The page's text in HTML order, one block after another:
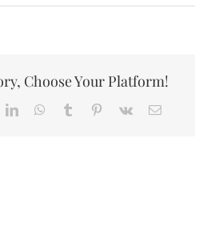
Comentarios
mg
Astera
Choose Your Platform!
LinkedInWhatsApp
Tumblr Pinterest
Vk
Correo